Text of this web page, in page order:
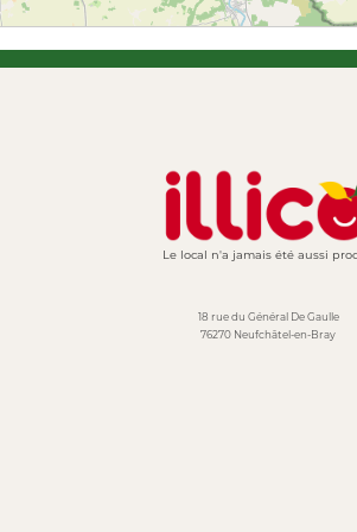
Le local n'a jamais été aussi
18 rue du Général De Gaulle
76270 Neufchâtel-en-Bray